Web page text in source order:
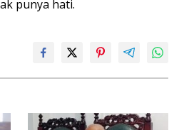
punya hati.